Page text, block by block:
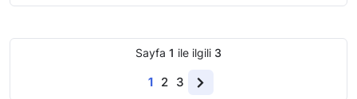
Sayfa 1 ile ilgili 3
1 2 3
Next